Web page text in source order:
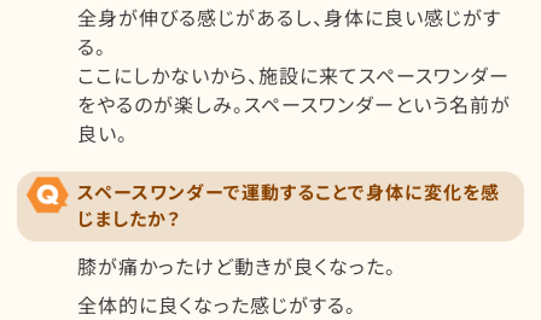
全身が伸びる感じがあるし、身体に良い感じがす
る。
ここにしかないから、施設に来てスペースワンダー
をやるのが楽しみ。スペースワンダーという名前が
良い。
スペースワンダーで運動することで身体に変化を感
じましたか？
膝が痛かったけど動きが良くなった。
全体的に良くなった感じがする。